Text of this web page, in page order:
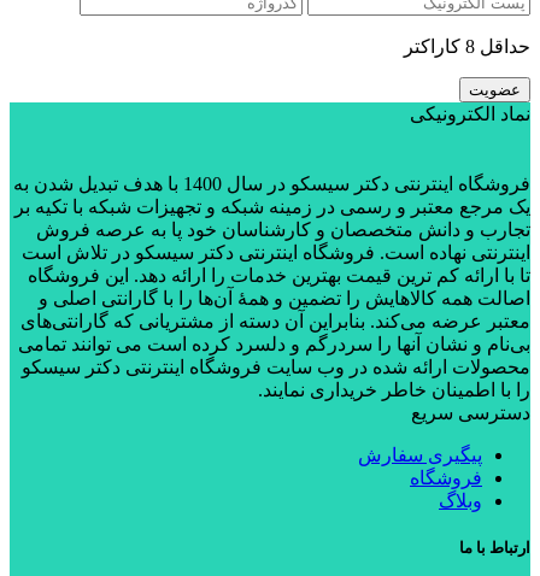
حداقل 8 کاراکتر
نماد الکترونیکی
فروشگاه اینترنتی دکتر سیسکو در سال 1400 با هدف تبدیل شدن به
یک مرجع معتبر و رسمی در زمینه شبکه و تجهیزات شبکه با تکیه بر
تجارب و دانش متخصصان و کارشناسان خود پا به عرصه فروش
اینترنتی نهاده است. فروشگاه اینترنتی دکتر سیسکو در تلاش است
تا با ارائه کم ترین قیمت بهترین خدمات را ارائه دهد. این فروشگاه
اصالت همه کالاهایش را تضمین و همۀ آن‌ها را با گارانتی اصلی و
معتبر عرضه می‌کند. بنابراین آن دسته از مشتریانی که گارانتی‌های
بی‌نام و نشان آنها را سردرگم و دلسرد کرده است می توانند تمامی
محصولات ارائه شده در وب سایت فروشگاه اینترنتی دکتر سیسکو
را با اطمینان خاطر خریداری نمایند.
دسترسی سریع
پیگیری سفارش
فروشگاه
وبلاگ
ارتباط با ما